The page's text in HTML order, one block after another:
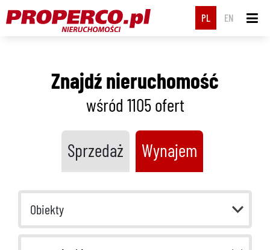
PL EN
Znajdź nieruchomość
wśród 1105ofert
Sprzedaż Wynajem
Obiekty